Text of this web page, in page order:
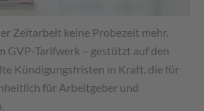
Zeitarbeit keine Probezeit mehr.
GVP-Tarifwerk – gestützt auf den
Kündigungsfristen in Kraft, die für
für Arbeitgeber und